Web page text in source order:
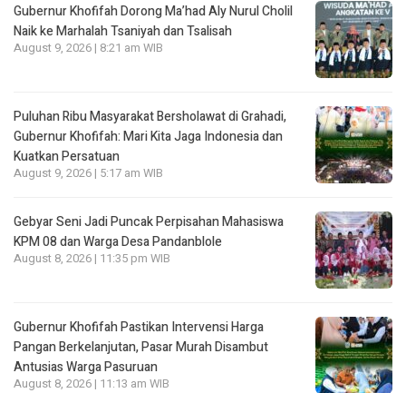
Gubernur Khofifah Dorong Ma’had Aly Nurul Cholil
Naik ke Marhalah Tsaniyah dan Tsalisah
August 9, 2026 | 8:21 am WIB
Puluhan Ribu Masyarakat Bersholawat di Grahadi,
Gubernur Khofifah: Mari Kita Jaga Indonesia dan
Kuatkan Persatuan
August 9, 2026 | 5:17 am WIB
Gebyar Seni Jadi Puncak Perpisahan Mahasiswa
KPM 08 dan Warga Desa Pandanblole
August 8, 2026 | 11:35 pm WIB
Gubernur Khofifah Pastikan Intervensi Harga
Pangan Berkelanjutan, Pasar Murah Disambut
Antusias Warga Pasuruan
August 8, 2026 | 11:13 am WIB